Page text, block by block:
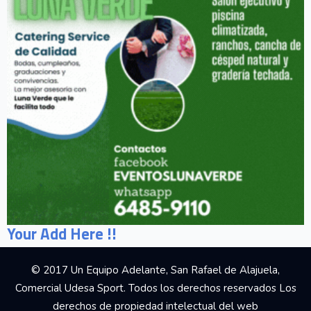
Your Add Here !!
© 2017 Un Equipo Adelante, San Rafael de Alajuela,
Comercial Udesa Sport. Todos los derechos reservados Los
derechos de propiedad intelectual del web